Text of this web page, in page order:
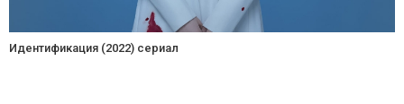
Идентификация (2022) сериал